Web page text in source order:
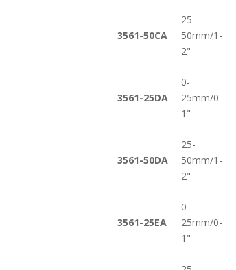
3561-50CA
25-
50mm/1-
2"
3561-25DA
0-
25mm/0-
1"
3561-50DA
25-
50mm/1-
2"
3561-25EA
0-
25mm/0-
1"